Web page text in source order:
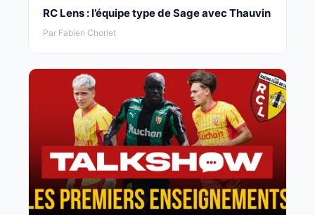
RC Lens : l’équipe type de Sage avec Thauvin
Par Fabien Chorlet